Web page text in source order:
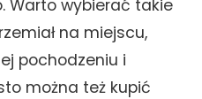
Warto wybierać takie
na miejscu,
pochodzeniu i
można też kupić